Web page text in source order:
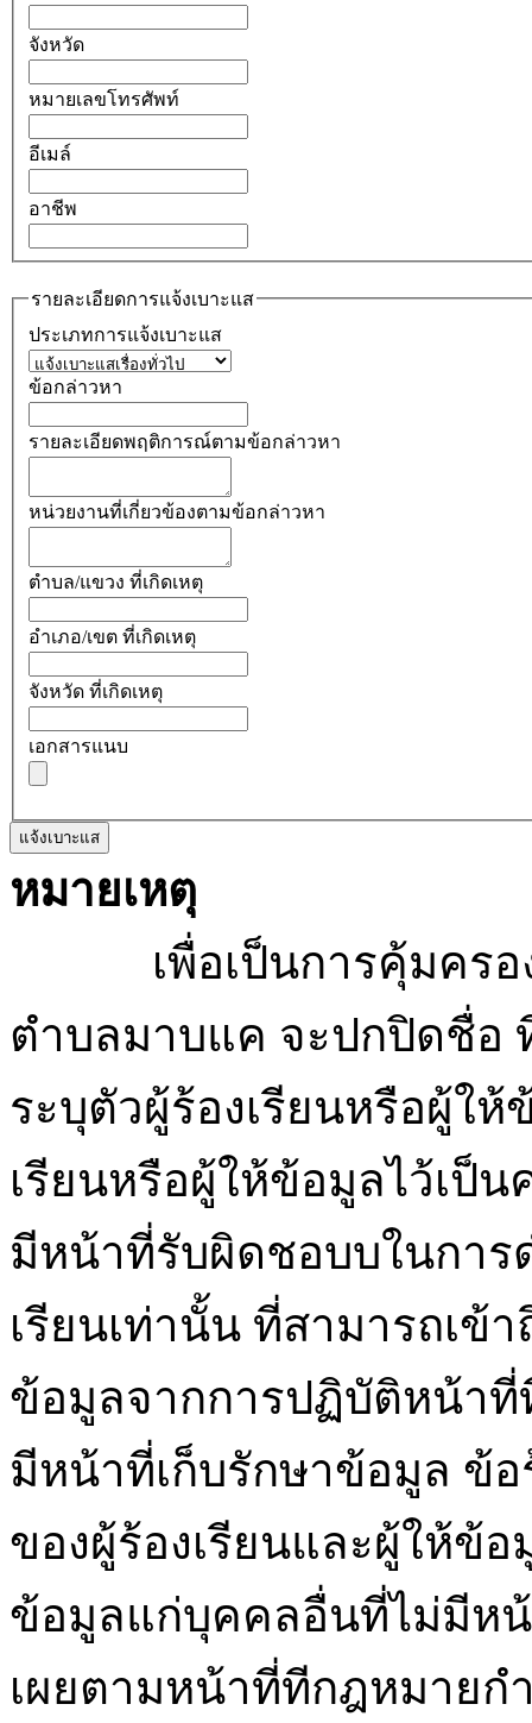
จังหวัด
หมายเลขโทรศัพท์
อีเมล์
อาชีพ
รายละเอียดการแจ้งเบาะแส
ประเภทการแจ้งเบาะแส
ข้อกล่าวหา
รายละเอียดพฤติการณ์ตามข้อกล่าวหา
หน่วยงานที่เกี่ยวข้องตามข้อกล่าวหา
ตำบล/แขวง ที่เกิดเหตุ
อำเภอ/เขต ที่เกิดเหตุ
จังหวัด ที่เกิดเหตุ
เอกสารแนบ
แจ้งเบาะแส
หมายเหตุ
เพื่อเป็นการคุ้มครองสิ
ตำบลมาบแค จะปกปิดชื่อ
ระบุตัวผู้ร้องเรียนหรือผู้ใ
เรียนหรือผู้ให้ข้อมูลไว้เป็
มีหน้าที่รับผิดชอบบในการ
เรียนเท่านั้น ที่สามารถเข้
ข้อมูลจากการปฏิบัติหน้าที่
มีหน้าที่เก็บรักษาข้อมูล ข้อ
ของผู้ร้องเรียนและผู้ให้ข้
ข้อมูลแก่บุคคลอื่นที่ไม่มีหน้
เผยตามหน้าที่ทีกฎหมายก